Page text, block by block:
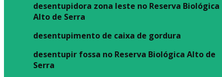
desentupidora zona leste no Reserva Biológica
Alto de Serra
desentupimento de caixa de gordura
desentupir fossa no Reserva Biológica Alto de
Serra